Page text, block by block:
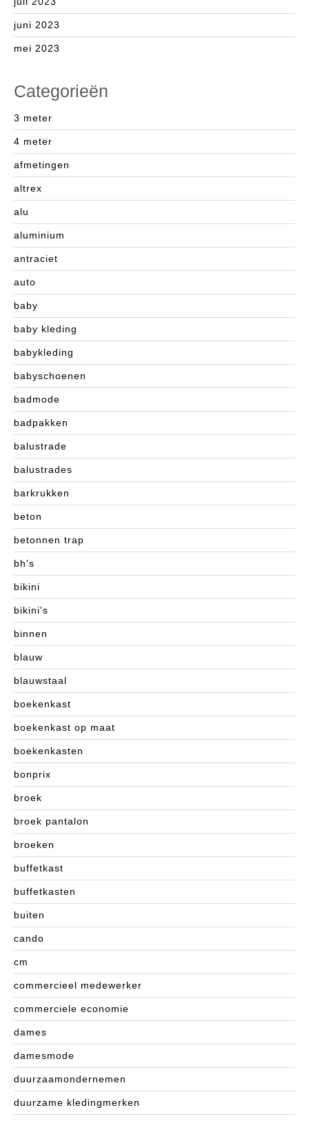
juni 2023
mei 2023
Categorieën
3 meter
4 meter
afmetingen
altrex
alu
aluminium
antraciet
auto
baby
baby kleding
babykleding
babyschoenen
badmode
badpakken
balustrade
balustrades
barkrukken
beton
betonnen trap
bh's
bikini
bikini's
binnen
blauw
blauwstaal
boekenkast
boekenkast op maat
boekenkasten
bonprix
broek
broek pantalon
broeken
buffetkast
buffetkasten
buiten
cando
cm
commercieel medewerker
commerciele economie
dames
damesmode
duurzaamondernemen
duurzame kledingmerken